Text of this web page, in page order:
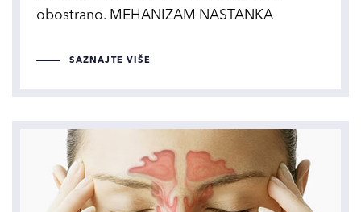
obostrano. MEHANIZAM NASTANKA
SAZNAJTE VIŠE